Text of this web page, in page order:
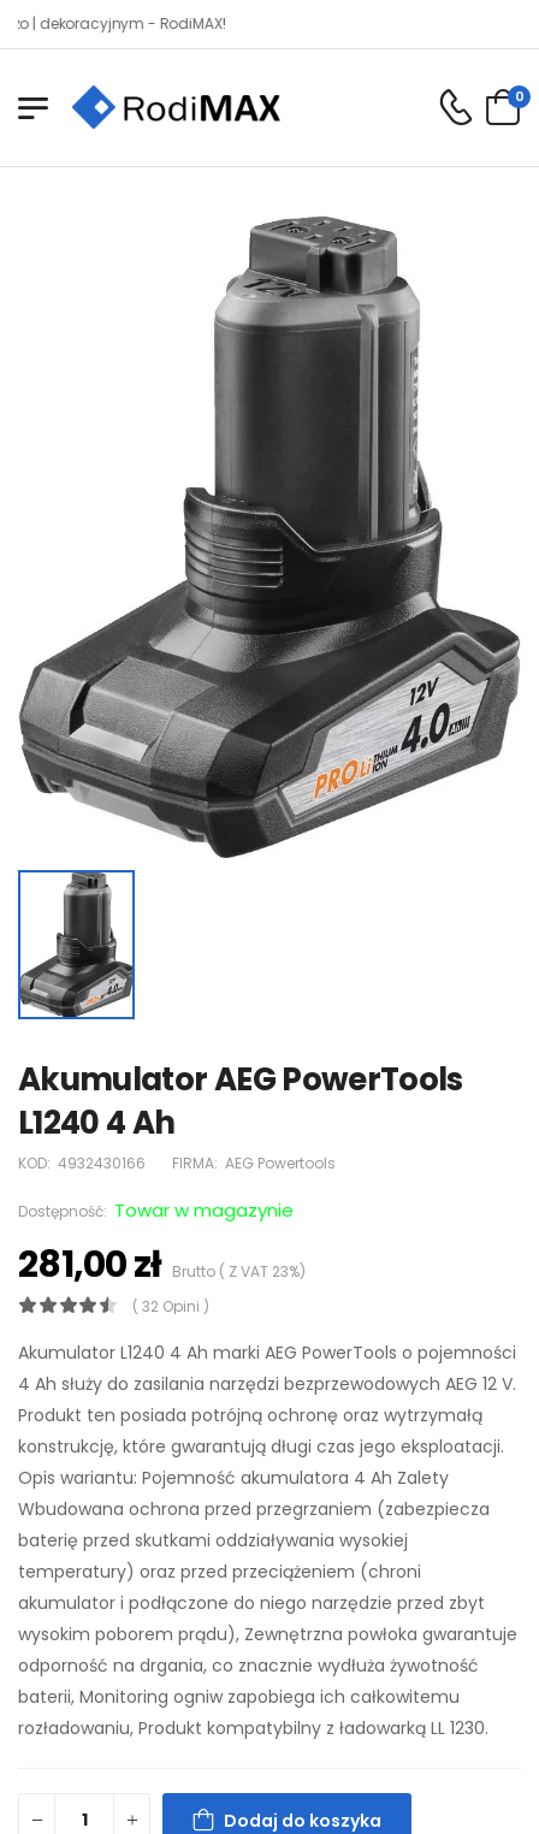
- RodiMAX!
0
Akumulator AEG PowerTools
L1240 4 Ah
KOD: 4932430166 FIRMA: AEG Powertools
Dostępność: Towar w magazynie
281,00 złBrutto ( Z VAT 23%)
( 32 Opini )
Akumulator L1240 4 Ah marki AEG PowerTools o pojemności
4 Ah służy do zasilania narzędzi bezprzewodowych AEG 12 V.
Produkt ten posiada potrójną ochronę oraz wytrzymałą
konstrukcję, które gwarantują długi czas jego eksploatacji.
Opis wariantu: Pojemność akumulatora 4 Ah Zalety
Wbudowana ochrona przed przegrzaniem (zabezpiecza
baterię przed skutkami oddziaływania wysokiej
temperatury) oraz przed przeciążeniem (chroni
akumulator i podłączone do niego narzędzie przed zbyt
wysokim poborem prądu), Zewnętrzna powłoka gwarantuje
odporność na drgania, co znacznie wydłuża żywotność
baterii, Monitoring ogniw zapobiega ich całkowitemu
rozładowaniu, Produkt kompatybilny z ładowarką LL 1230.
Dodaj do koszyka